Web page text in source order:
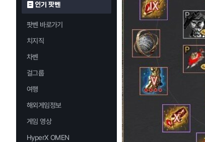
인기 팟벤
팟벤 바로가기
치지직
차벤
걸그룹
여행
해외게임정보
게임 영상
HyperX OMEN